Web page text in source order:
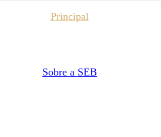
Principal
Sobre a SEB